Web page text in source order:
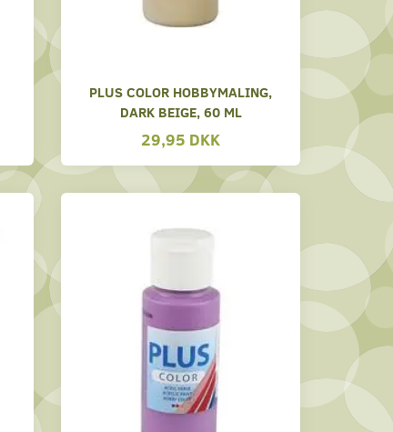
PLUS COLOR HOBBYMALING,
DARK BEIGE, 60 ML
29,95 DKK